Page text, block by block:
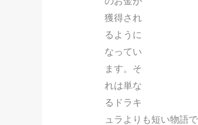
獲得され
るように
なってい
ます。そ
れは単な
るドラキ
ュラよりも短い物語